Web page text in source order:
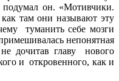
он. «Мотивчики.
там они называют эту
туманить себе мозги
непонятная
дочитав главу нового
и откровенного, как и